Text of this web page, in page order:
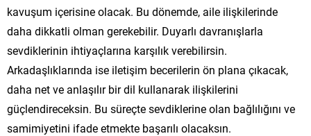
kavuşum içerisine olacak. Bu dönemde, aile ilişkilerinde
daha dikkatli olman gerekebilir. Duyarlı davranışlarla
sevdiklerinin ihtiyaçlarına karşılık verebilirsin.
Arkadaşlıklarında ise iletişim becerilerin ön plana çıkacak,
daha net ve anlaşılır bir dil kullanarak ilişkilerini
güçlendireceksin. Bu süreçte sevdiklerine olan bağlılığını ve
samimiyetini ifade etmekte başarılı olacaksın.